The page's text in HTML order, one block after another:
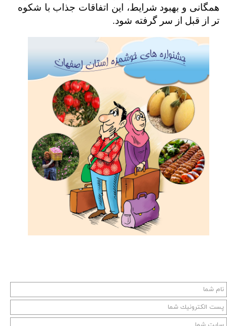
همگانی و بهبود شرایط، این اتفاقات جذاب با شکوه
تر از قبل از سر گرفته شود.